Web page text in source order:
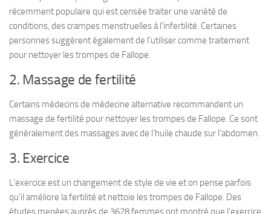
récemment populaire qui est censée traiter une variété de
conditions, des crampes menstruelles à l’infertilité. Certaines
personnes suggèrent également de l’utiliser comme traitement
pour nettoyer les trompes de Fallope.
2. Massage de fertilité
Certains médecins de médecine alternative recommandent un
massage de fertilité pour nettoyer les trompes de Fallope. Ce sont
généralement des massages avec de l’huile chaude sur l’abdomen.
3. Exercice
L’exercice est un changement de style de vie et on pense parfois
qu’il améliore la fertilité et nettoie les trompes de Fallope. Des
études menées auprès de 3628 femmes ont montré que l’exercice